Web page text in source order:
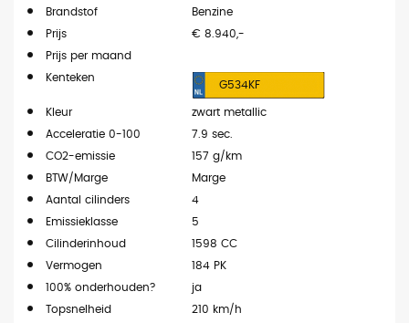
Brandstof
Benzine
Prijs
€ 8.940,-
Prijs per maand
Kenteken
G534KF
Kleur
zwart metallic
Acceleratie 0-100
7.9 sec.
CO2-emissie
157 g/km
BTW/Marge
Marge
Aantal cilinders
4
Emissieklasse
5
Cilinderinhoud
1598 CC
Vermogen
184 PK
100% onderhouden?
ja
Topsnelheid
210 km/h